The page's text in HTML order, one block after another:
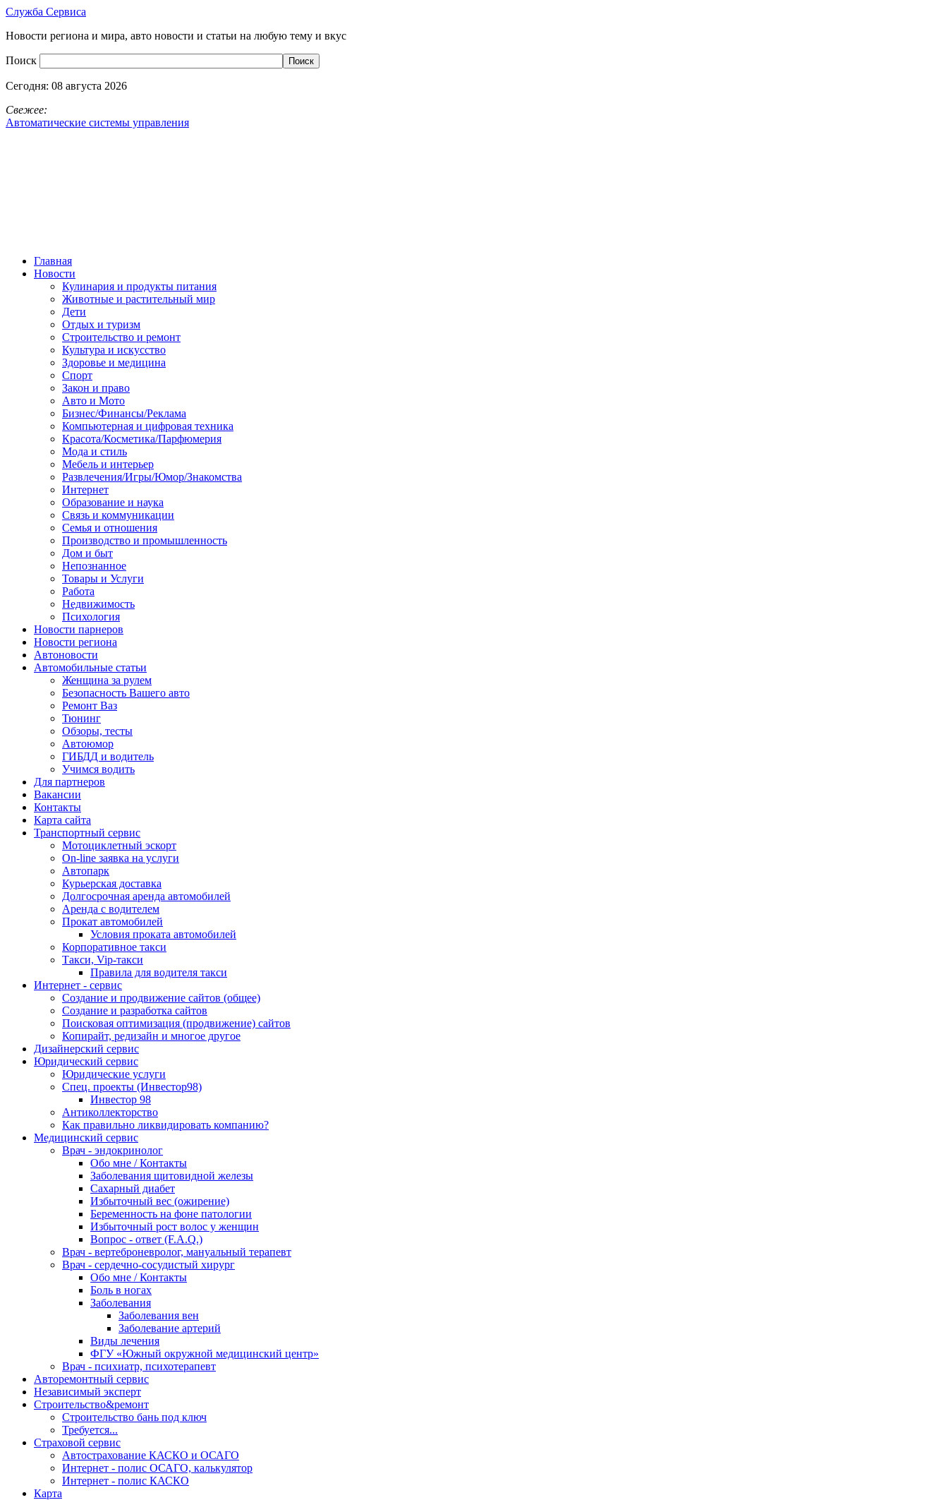
Служба Сервиса
Новости региона и мира, авто новости и статьи на любую тему и вкус
Поиск
Сегодня: 08 августа 2026
Свежее:
Автоматические системы управления
Главная
Новости
Кулинария и продукты питания
Животные и растительный мир
Дети
Отдых и туризм
Строительство и ремонт
Культура и искусство
Здоровье и медицина
Спорт
Закон и право
Авто и Мото
Бизнес/Финансы/Реклама
Компьютерная и цифровая техника
Красота/Косметика/Парфюмерия
Мода и стиль
Мебель и интерьер
Развлечения/Игры/Юмор/Знакомства
Интернет
Образование и наука
Связь и коммуникации
Семья и отношения
Производство и промышленность
Дом и быт
Непознанное
Товары и Услуги
Работа
Недвижимость
Психология
Новости парнеров
Новости региона
Автоновости
Автомобильные статьи
Женщина за рулем
Безопасность Вашего авто
Ремонт Ваз
Тюнинг
Обзоры, тесты
Автоюмор
ГИБДД и водитель
Учимся водить
Для партнеров
Вакансии
Контакты
Карта сайта
Транспортный сервис
Мотоциклетный эскорт
On-line заявка на услуги
Автопарк
Курьерская доставка
Долгосрочная аренда автомобилей
Аренда с водителем
Прокат автомобилей
Условия проката автомобилей
Корпоративное такси
Такси, Vip-такси
Правила для водителя такси
Интернет - сервис
Создание и продвижение сайтов (общее)
Создание и разработка сайтов
Поисковая оптимизация (продвижение) сайтов
Копирайт, редизайн и многое другое
Дизайнерский сервис
Юридический сервис
Юридические услуги
Спец. проекты (Инвестор98)
Инвестор 98
Антиколлекторство
Как правильно ликвидировать компанию?
Медицинский сервис
Врач - эндокринолог
Обо мне / Контакты
Заболевания щитовидной железы
Сахарный диабет
Избыточный вес (ожирение)
Беременность на фоне патологии
Избыточный рост волос у женщин
Вопрос - ответ (F.A.Q.)
Врач - вертеброневролог, мануальный терапевт
Врач - сердечно-сосудистый хирург
Обо мне / Контакты
Боль в ногах
Заболевания
Заболевания вен
Заболевание артерий
Виды лечения
ФГУ «Южный окружной медицинский центр»
Врач - психиатр, психотерапевт
Авторемонтный сервис
Независимый эксперт
Строительство&ремонт
Строительство бань под ключ
Требуется...
Страховой сервис
Автострахование КАСКО и ОСАГО
Интернет - полис ОСАГО, калькулятор
Интернет - полис КАСКО
Карта